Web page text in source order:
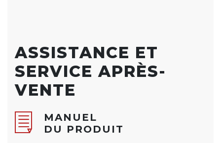
ASSISTANCE ET
SERVICE APRÈS-
VENTE
MANUEL
DU PRODUIT